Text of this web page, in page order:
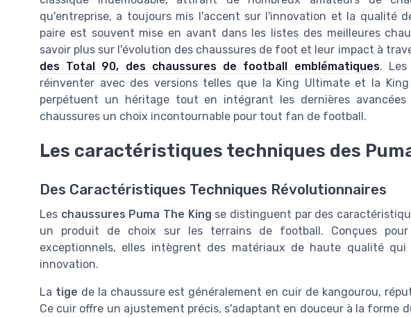
qu'entreprise, a toujours mis l'accent sur l'innovation et la qualité
paire est souvent mise en avant dans les listes des meilleures
savoir plus sur l'évolution des chaussures de foot et leur impact à
des Total 90, des chaussures de football emblématiques. Les
réinventer avec des versions telles que la King Ultimate et la King
perpétuent un héritage tout en intégrant les dernières avancées
chaussures un choix incontournable pour tout fan de football.
Les caractéristiques techniques des
Des Caractéristiques Techniques Révolutionnaires
Les chaussures Puma The King se distinguent par des
un produit de choix sur les terrains de football. Conçues
exceptionnels, elles intègrent des matériaux de haute qualité
innovation.
La tige de la chaussure est généralement en cuir de kangourou,
Ce cuir offre un ajustement précis, s'adaptant en douceur à la forme